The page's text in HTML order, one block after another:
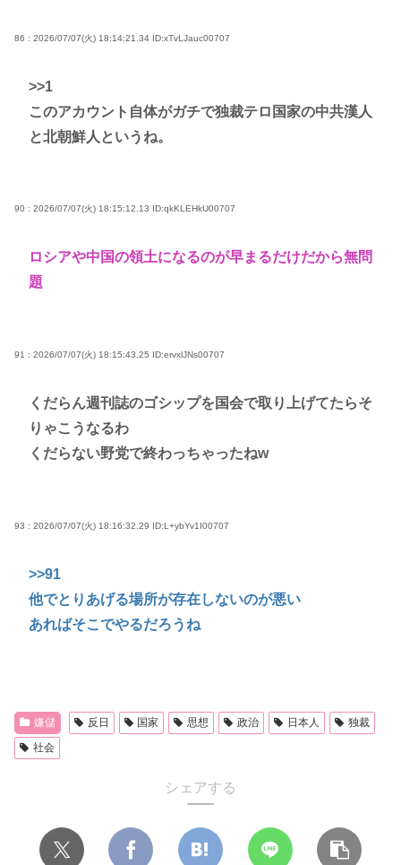
86 : 2026/07/07(火) 18:14:21.34 ID:xTvLJauc00707
>>1
このアカウント自体がガチで独裁テロ国家の中共漢人
と北朝鮮人というね。
90 : 2026/07/07(火) 18:15:12.13 ID:qkKLEHkU00707
ロシアや中国の領土になるのが早まるだけだから無問
題
91 : 2026/07/07(火) 18:15:43.25 ID:ervxlJNs00707
くだらん週刊誌のゴシップを国会で取り上げてたらそ
りゃこうなるわ
くだらない野党で終わっちゃったねw
93 : 2026/07/07(火) 18:16:32.29 ID:L+ybYv1I00707
>>91
他でとりあげる場所が存在しないのが悪い
あればそこでやるだろうね
嫌儲 反日 国家 思想 政治 日本人
独裁
社会
シェアする